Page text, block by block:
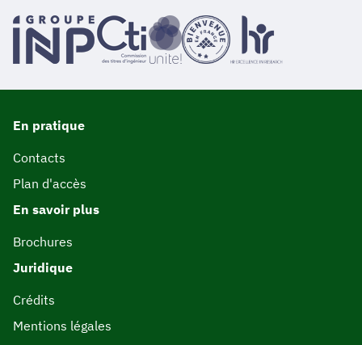
En pratique
Contacts
Plan d'accès
En savoir plus
Brochures
Juridique
Crédits
Mentions légales